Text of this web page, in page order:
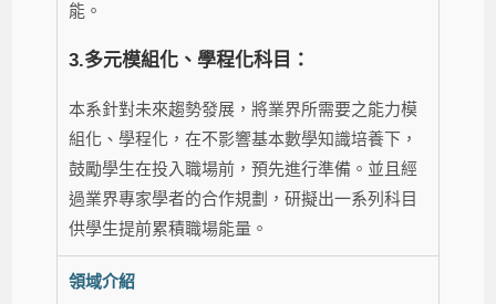
能。
3.多元模組化、學程化科目：
本系針對未來趨勢發展，將業界所需要之能力模
組化、學程化，在不影響基本數學知識培養下，
鼓勵學生在投入職場前，預先進行準備。並且經
過業界專家學者的合作規劃，研擬出一系列科目
供學生提前累積職場能量。
領域介紹